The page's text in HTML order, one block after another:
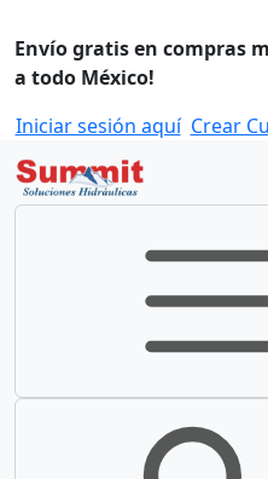
Envío gratis en compras
a todo México!
Iniciar sesión aquí Crear